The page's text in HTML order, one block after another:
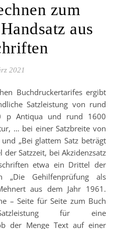
zum
aus
2021
Satzleistung von rund
p Antiqua und rund 1600
… bei einer Satzbreite von
„Bei glattem Satz beträgt
Satzzeit, bei Akzidenzsatz
etwa ein Drittel der
„Die Gehilfenprüfung als
aus dem Jahr 1961.
– Seite für Seite zum Buch
für eine
der Menge Text auf einer